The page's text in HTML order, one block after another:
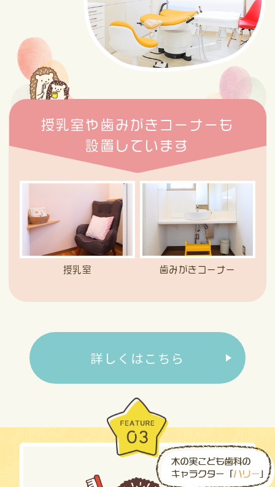
授乳室や歯みがきコーナーも
設置しています
授乳室 歯みがきコーナー
詳しくはこちら